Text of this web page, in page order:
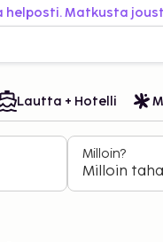
helposti. Matkusta
Lautta + Hotelli
Milloin?
Milloin